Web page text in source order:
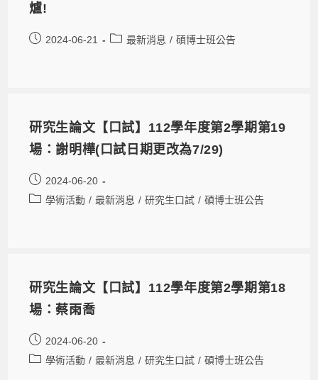
爐!
2024-06-21 最新消息 / 碩博士班公告
研究生論文【口試】112學年度第2學期第19
場：謝明樺(口試日期更改為7/29)
2024-06-20
學術活動 / 最新消息 / 研究生口試 / 碩博士班公告
研究生論文【口試】112學年度第2學期第18
場：蔡雨喬
2024-06-20
學術活動 / 最新消息 / 研究生口試 / 碩博士班公告